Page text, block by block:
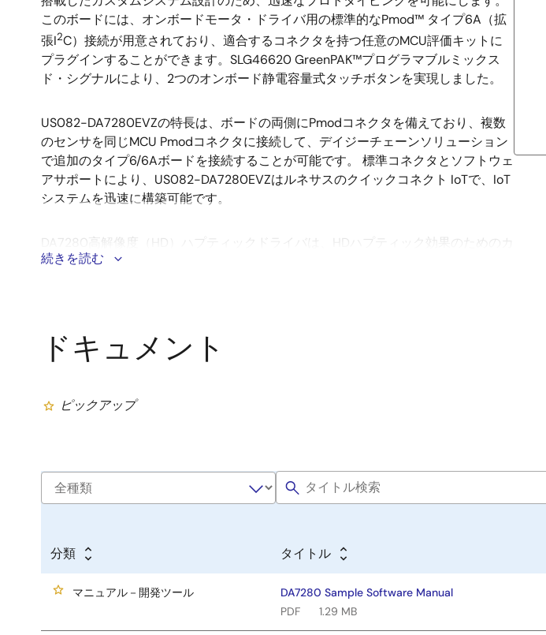
明
このボードには、オンボードモータ・ドライバ用の標準的なPmod™ タイプ6A（拡
張I2C）接続が用意されており、適合するコネクタを持つ任意のMCU評価キットに
プラグインすることができます。SLG46620 GreenPAK™プログラマブルミックス
ド・シグナルにより、2つのオンボード静電容量式タッチボタンを実現しました。
US082-DA7280EVZの特長は、ボードの両側にPmodコネクタを備えており、複数
のセンサを同じMCU Pmodコネクタに接続して、デイジーチェーンソリューション
で追加のタイプ6/6Aボードを接続することが可能です。 標準コネクタとソフトウェ
アサポートにより、US082-DA7280EVZはルネサスのクイックコネクト IoTで、IoT
システムを迅速に構築可能です。
DA7280高解像度（HD）ハプティックドライバは、HDハプティック効果のためのカ
スタム駆動シーケンス（最大1kHz）を組み合わせ、リニア共振アクチュエータ
において、優れたクリック感・振動感を提供します。 また、DA7280は、銀行のタ
ッチパネル式ATMなどの産業用アプリケーションや、ステアリングホイールのドラ
続きを読む
ドキュメント
ピックアップ
分類 タイトル
マニュアル－開発ツール
DA7280 Sample Software Manual
PDF
1.29 MB